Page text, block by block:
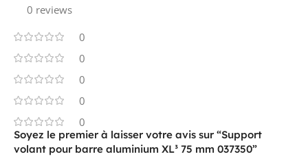
0 reviews
0
0
0
0
0
Soyez le premier à laisser votre avis sur “Support
volant pour barre aluminium XL³ 75 mm 037350”